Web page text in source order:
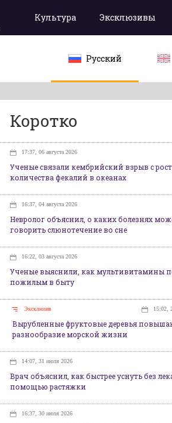
Культура Эксклюзивы
Русский
Коротко
17:37, 06 августа 2026
Ученые связали кембрийский взрыв с
количества фекалий в океанах
16:37, 04 августа 2026
Невролог объяснил, о каких болезнях
говорить слюнотечение во сне
16:22, 03 августа 2026
Ученые выяснили, как мультивитамины
пожилым в быту
Эксклюзив 15:02,
Вырубленные фруктовые деревья
разнообразие морской жизни
14:07, 31 июля 2026
Врач объяснил, как быстрее уснуть без
помощью растяжки
16:37, 30 июля 2026